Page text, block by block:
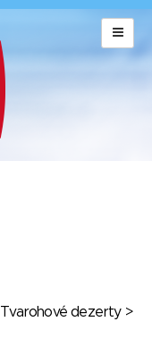
Tvarohové dezerty>